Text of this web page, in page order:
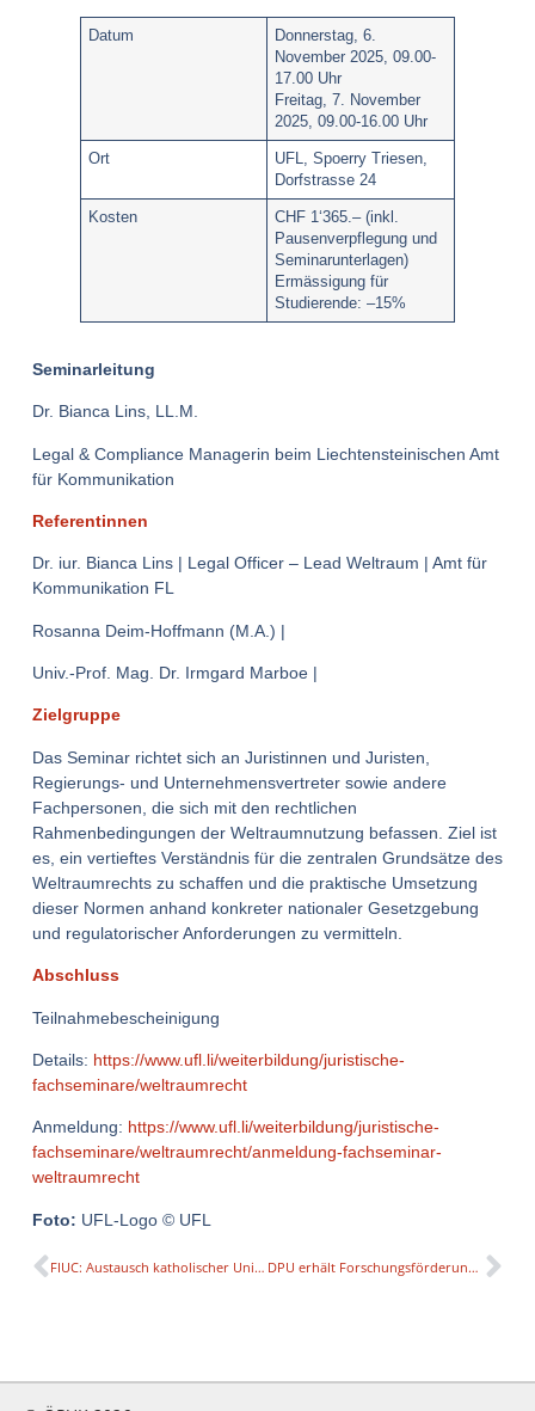
Datum
Donnerstag, 6.
November 2025, 09.00-
17.00 Uhr
Freitag, 7. November
2025, 09.00-16.00 Uhr
Ort
UFL, Spoerry Triesen,
Dorfstrasse 24
Kosten
CHF 1‘365.– (inkl.
Pausenverpflegung und
Seminarunterlagen)
Ermässigung für
Studierende: –15%
Seminarleitung
Dr. Bianca Lins, LL.M.
Legal & Compliance Managerin beim Liechtensteinischen Amt
für Kommunikation
Referentinnen
Dr. iur. Bianca Lins | Legal Officer – Lead Weltraum | Amt für
Kommunikation FL
Rosanna Deim-Hoffmann (M.A.) |
Univ.-Prof. Mag. Dr. Irmgard Marboe |
Zielgruppe
Das Seminar richtet sich an Juristinnen und Juristen,
Regierungs- und Unternehmensvertreter sowie andere
Fachpersonen, die sich mit den rechtlichen
Rahmenbedingungen der Weltraumnutzung befassen. Ziel ist
es, ein vertieftes Verständnis für die zentralen Grundsätze des
Weltraumrechts zu schaffen und die praktische Umsetzung
dieser Normen anhand konkreter nationaler Gesetzgebung
und regulatorischer Anforderungen zu vermitteln.
Abschluss
Teilnahmebescheinigung
Details: https://www.ufl.li/weiterbildung/juristische-
fachseminare/weltraumrecht
Anmeldung: https://www.ufl.li/weiterbildung/juristische-
fachseminare/weltraumrecht/anmeldung-fachseminar-
weltraumrecht
Foto: UFL-Logo © UFL
FIUC: Austausch katholischer Universitäten 2025 in Mexico DPU erhält Forschungsförderung für personalisierte Medizin und Diagnostik